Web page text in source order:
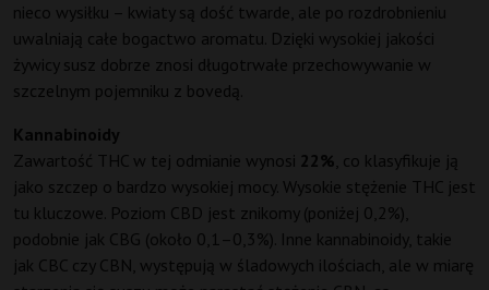
nieco wysiłku – kwiaty są dość twarde, ale po rozdrobnieniu
uwalniają całe bogactwo aromatu. Dzięki wysokiej jakości
żywicy susz dobrze znosi długotrwałe przechowywanie w
szczelnym pojemniku z bovedą.
Kannabinoidy
Zawartość THC w tej odmianie wynosi 22% , co klasyfikuje ją
jako szczep o bardzo wysokiej mocy. Wysokie stężenie THC jest
tu kluczowe. Poziom CBD jest znikomy (poniżej 0,2%),
podobnie jak CBG (około 0,1–0,3%). Inne kannabinoidy, takie
jak CBC czy CBN, występują w śladowych ilościach, ale w miarę